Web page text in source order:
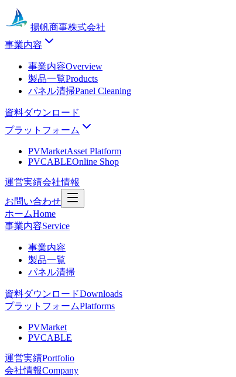
揚帆商事株式会社
事業内容
事業内容Overview
製品一覧Products
パネル清掃Panel Cleaning
資料ダウンロード
プラットフォーム
PVMarketAsset Platform
PVCABLEOnline Shop
運営実績会社情報
お問い合わせ
ホームHome
事業内容Service
事業内容
製品一覧
パネル清掃
資料ダウンロードDownloads
プラットフォームPlatforms
PVMarket
PVCABLE
運営実績Portfolio
会社情報Company